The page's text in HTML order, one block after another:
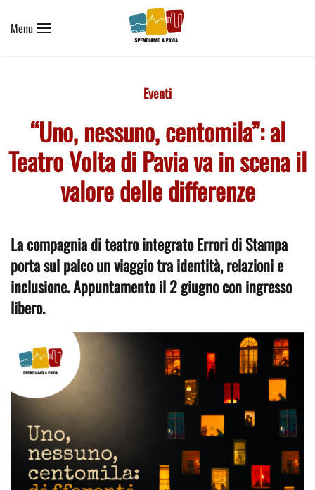
Skip to main content
Menu
Eventi
“Uno, nessuno, centomila”: al
Teatro Volta di Pavia va in scena il
valore delle differenze
La compagnia di teatro integrato Errori di Stampa
porta sul palco un viaggio tra identità, relazioni e
inclusione. Appuntamento il 2 giugno con ingresso
libero.